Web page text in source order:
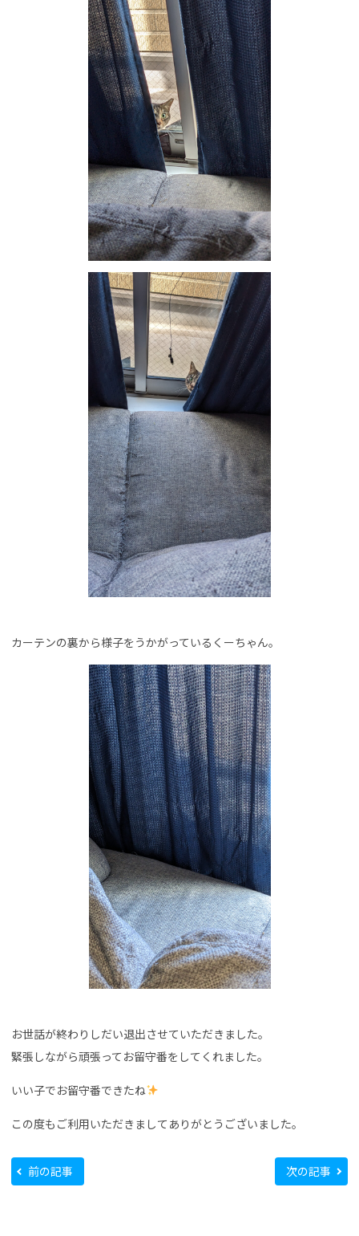
カーテンの裏から様子をうかがっているくーちゃん。
お世話が終わりしだい退出させていただきました。
緊張しながら頑張ってお留守番をしてくれました。
いい子でお留守番できたね
この度もご利用いただきましてありがとうございました。
前の記事 次の記事